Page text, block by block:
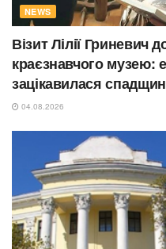
NEWS
Візит Лілії Гриневич
краєзнавчого музею:
зацікавилася
04.08.2026